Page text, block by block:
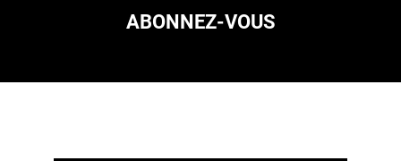
ABONNEZ-VOUS